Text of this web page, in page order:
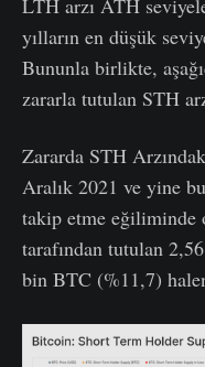
LTH arzı ATH
yılların en düşük
Bununla birlikte,
zararla tutulan STH
Zararda STH
Aralık 2021 ve yine
takip etme eğiliminde
tarafından tutulan
bin BTC (%11,7)